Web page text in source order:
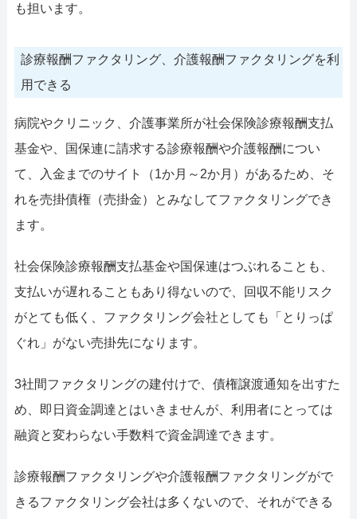
も担います。
診療報酬ファクタリング、介護報酬ファクタリングを利
用できる
病院やクリニック、介護事業所が社会保険診療報酬支払
基金や、国保連に請求する診療報酬や介護報酬につい
て、入金までのサイト（1か月～2か月）があるため、そ
れを売掛債権（売掛金）とみなしてファクタリングでき
ます。
社会保険診療報酬支払基金や国保連はつぶれることも、
支払いが遅れることもあり得ないので、回収不能リスク
がとても低く、ファクタリング会社としても「とりっぱ
ぐれ」がない売掛先になります。
3社間ファクタリングの建付けで、債権譲渡通知を出すた
め、即日資金調達とはいきませんが、利用者にとっては
融資と変わらない手数料で資金調達できます。
診療報酬ファクタリングや介護報酬ファクタリングがで
きるファクタリング会社は多くないので、それができる